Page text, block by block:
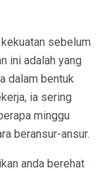
sebelum
ini adalah yang
dalam bentuk
ia sering
minggu
beransur-ansur.
anda berehat